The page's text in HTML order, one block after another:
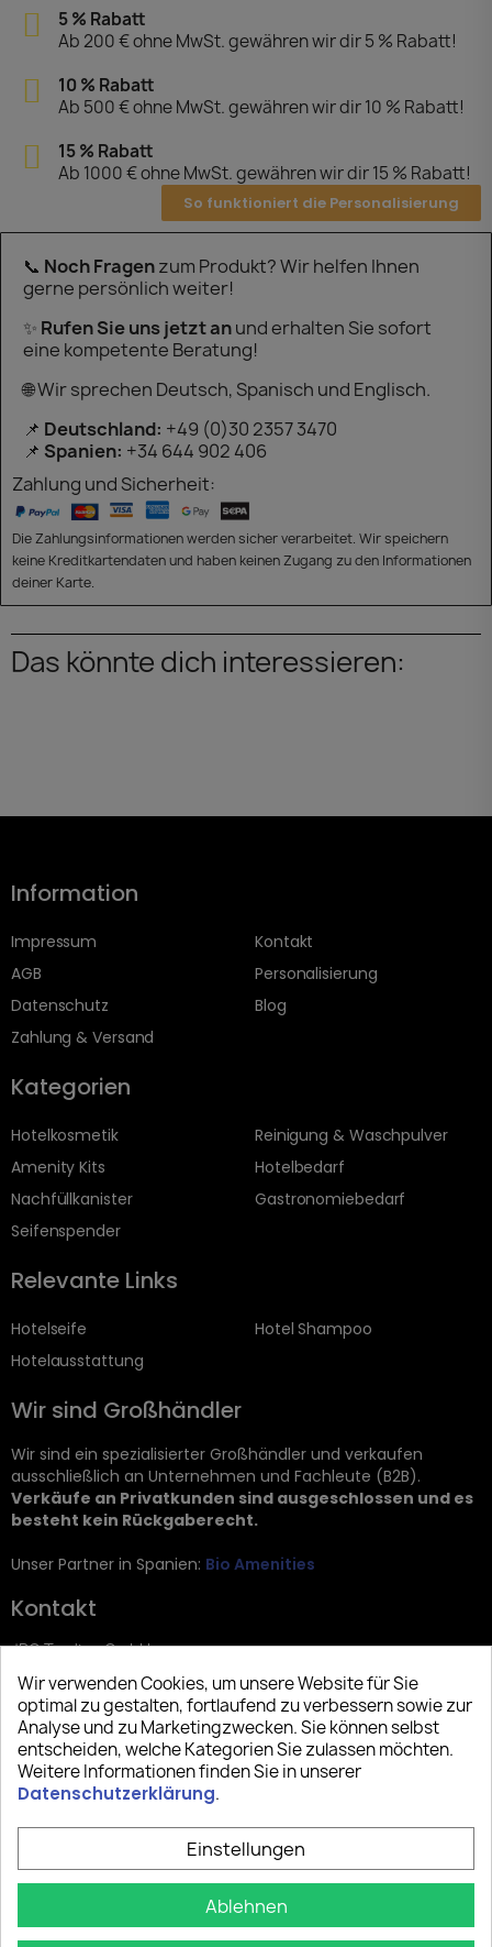
5 % Rabatt
Ab 200 € ohne MwSt. gewähren wir dir 5 % Rabatt!
10 % Rabatt
Ab 500 € ohne MwSt. gewähren wir dir 10 % Rabatt!
15 % Rabatt
Ab 1000 € ohne MwSt. gewähren wir dir 15 % Rabatt!
So funktioniert die Personalisierung
📞 Noch Fragenzum Produkt? Wir helfen Ihnen
gerne persönlich weiter!
✨ Rufen Sie uns jetzt anund erhalten Sie sofort
eine kompetente Beratung!
🌐 Wir sprechen Deutsch, Spanisch und Englisch.
📌 Deutschland: +49 (0)30 2357 3470
📌 Spanien: +34 644 902 406
Zahlung und Sicherheit:
Die Zahlungsinformationen werden sicher verarbeitet. Wir speichern
keine Kreditkartendaten und haben keinen Zugang zu den Informationen
deiner Karte.
Das könnte dich interessieren:
Information
Impressum
AGB
Datenschutz
Zahlung & Versand
Kontakt
Personalisierung
Blog
Kategorien
Hotelkosmetik
Amenity Kits
Nachfüllkanister
Seifenspender
Reinigung & Waschpulver
Hotelbedarf
Gastronomiebedarf
Relevante Links
Hotelseife
Hotelausstattung
Hotel Shampoo
Wir sind Großhändler
Wir sind ein spezialisierter Großhändler und verkaufen
ausschließlich an Unternehmen und Fachleute (B2B).
Verkäufe an Privatkunden sind ausgeschlossen und es
besteht kein Rückgaberecht.
Unser Partner in Spanien: Bio Amenities
Kontakt
JRG Trading GmbH
Zietenstr. 9
12244 Berlin
Tel: +49 (0)30 2357 3470
info@top-amenities.com
Wir verwenden Cookies, um unsere Website für Sie
optimal zu gestalten, fortlaufend zu verbessern sowie zur
Analyse und zu Marketingzwecken. Sie können selbst
entscheiden, welche Kategorien Sie zulassen möchten.
Weitere Informationen finden Sie in unserer
Datenschutzerklärung.
Einstellungen
Ablehnen